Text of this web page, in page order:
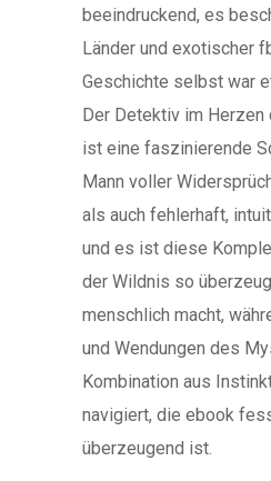
beeindruckend, es
Länder und exotischer
Geschichte selbst war
Der Detektiv im Herzen
ist eine faszinierende
Mann voller
als auch fehlerhaft,
und es ist diese
der Wildnis so
menschlich macht,
und Wendungen des
Kombination aus
navigiert, die ebook
überzeugend ist.